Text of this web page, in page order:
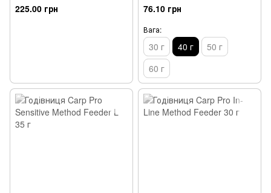
225.00 грн 76.10 грн
Вага:
30 г 40 г
50 г
60 г